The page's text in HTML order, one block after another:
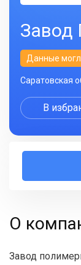
Завод
Данные
Саратовская
В
О
Завод